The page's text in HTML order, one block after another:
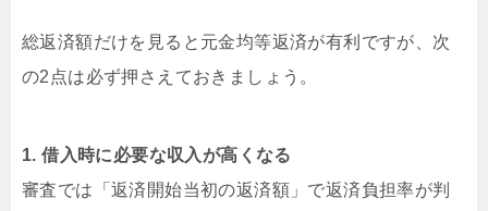
総返済額だけを見ると元金均等返済が有利ですが、次
の2点は必ず押さえておきましょう。
1. 借入時に必要な収入が高くなる
審査では「返済開始当初の返済額」で返済負担率が判